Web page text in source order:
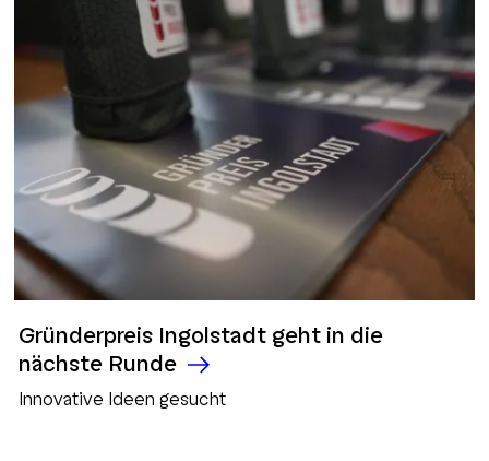
Gründerpreis Ingolstadt geht in die
nächste Runde
Innovative Ideen gesucht